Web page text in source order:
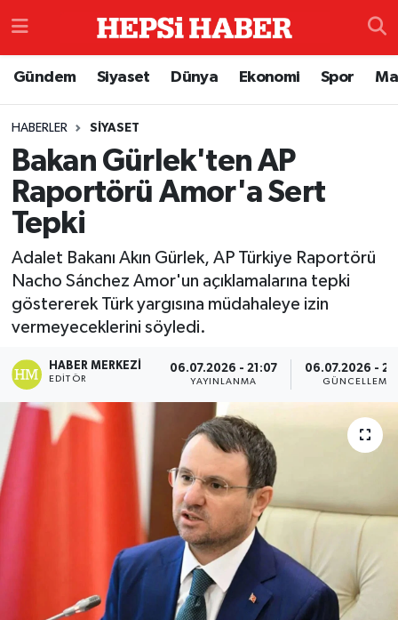
Gündem Siyaset Dünya Ekonomi Spor
HABERLER SIYASET
Bakan Gürlek'ten AP
Raportörü Amor'a Sert
Tepki
Adalet Bakanı Akın Gürlek, AP Türkiye Raportörü
Nacho Sánchez Amor'un açıklamalarına tepki
göstererek Türk yargısına müdahaleye izin
vermeyeceklerini söyledi.
HABER MERKEZI
EDITÖR
06.07.2026 - 21:07
YAYINLANMA
06.07.2026 -
GÜNCELLEME
Çevre
Dünya
Eğitim
Ekonomi
Genel
Gündem
Magazin
Son Dakika
İzmir Namaz Vakitleri
İstanbul Trafik Yoğunluk Haritası
Süper Lig Puan Durumu ve Fikstür
Tüm Manşetler
Son Dakika Haberleri
Haber Arşivi